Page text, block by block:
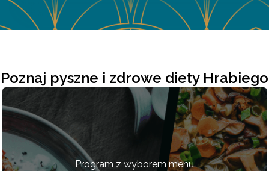
Poznaj pyszne i zdrowe diety Hrabiego
Program z wyborem menu